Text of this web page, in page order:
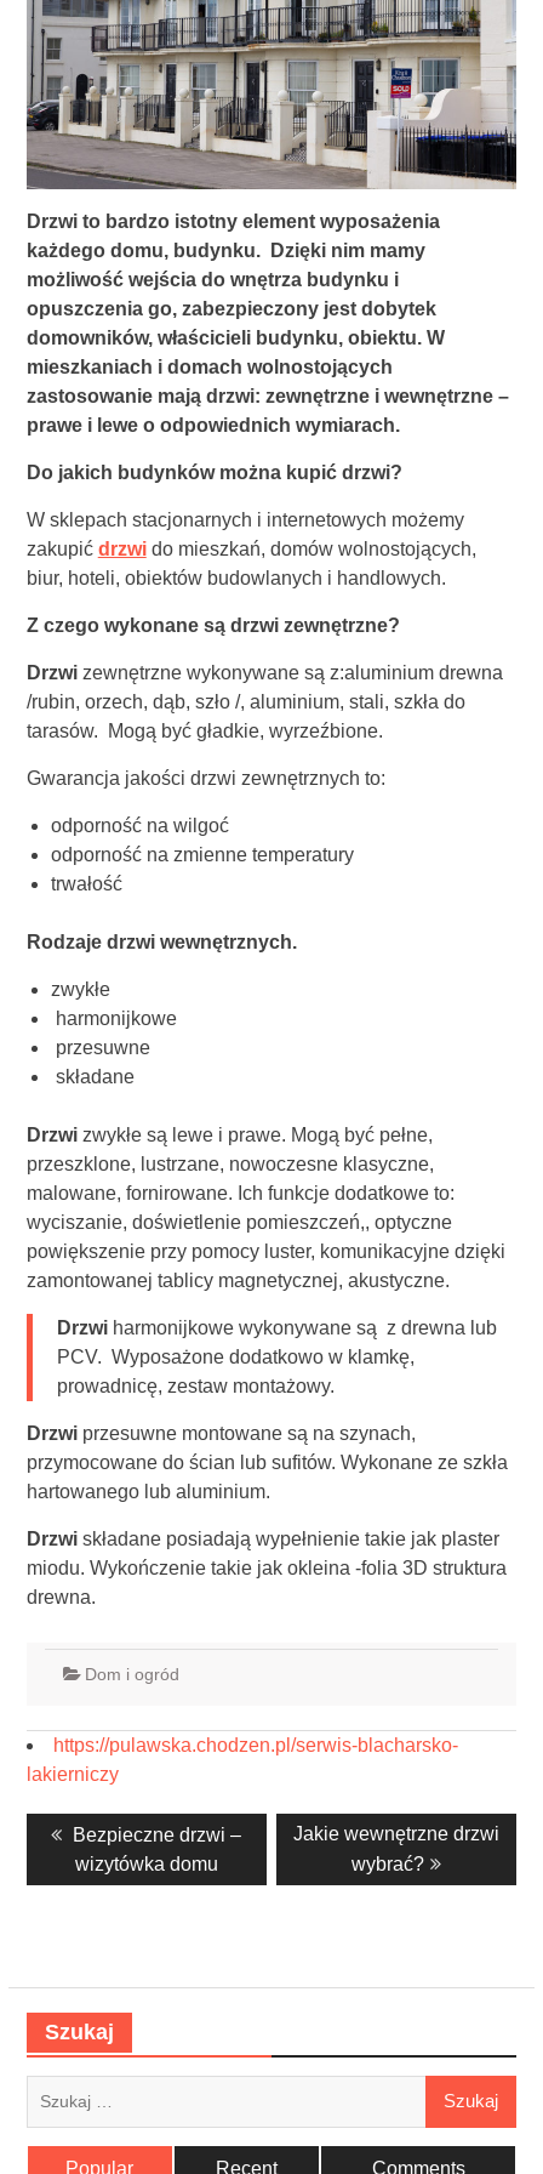
Drzwi to bardzo istotny element wyposażenia
każdego domu, budynku. Dzięki nim mamy
możliwość wejścia do wnętrza budynku i
opuszczenia go, zabezpieczony jest dobytek
domowników, właścicieli budynku, obiektu. W
mieszkaniach i domach wolnostojących
zastosowanie mają drzwi: zewnętrzne i wewnętrzne –
prawe i lewe o odpowiednich wymiarach.
Do jakich budynków można kupić drzwi?
W sklepach stacjonarnych i internetowych możemy
zakupić drzwido mieszkań, domów wolnostojących,
biur, hoteli, obiektów budowlanych i handlowych.
Z czego wykonane są drzwi zewnętrzne?
Drzwizewnętrzne wykonywane są z:aluminium drewna
/rubin, orzech, dąb, szło /, aluminium, stali, szkła do
tarasów. Mogą być gładkie, wyrzeźbione.
Gwarancja jakości drzwi zewnętrznych to:
odporność na wilgoć
odporność na zmienne temperatury
trwałość
Rodzaje drzwi wewnętrznych.
zwykłe
harmonijkowe
przesuwne
składane
Drzwizwykłe są lewe i prawe. Mogą być pełne,
przeszklone, lustrzane, nowoczesne klasyczne,
malowane, fornirowane. Ich funkcje dodatkowe to:
wyciszanie, doświetlenie pomieszczeń,, optyczne
powiększenie przy pomocy luster, komunikacyjne dzięki
zamontowanej tablicy magnetycznej, akustyczne.
Drzwiharmonijkowe wykonywane są z drewna lub
PCV. Wyposażone dodatkowo w klamkę,
prowadnicę, zestaw montażowy.
Drzwi przesuwne montowane są na szynach,
przymocowane do ścian lub sufitów. Wykonane ze szkła
hartowanego lub aluminium.
Drzwi składane posiadają wypełnienie takie jak plaster
miodu. Wykończenie takie jak okleina -folia 3D struktura
drewna.
Dom i ogród
https://pulawska.chodzen.pl/serwis-blacharsko-
lakierniczy
wpisuPrevious
post:
Bezpieczne drzwi –
wizytówka domu
Next
Jakie wewnętrzne drzwi
wybrać?
Szukaj
Popular Recent Comments